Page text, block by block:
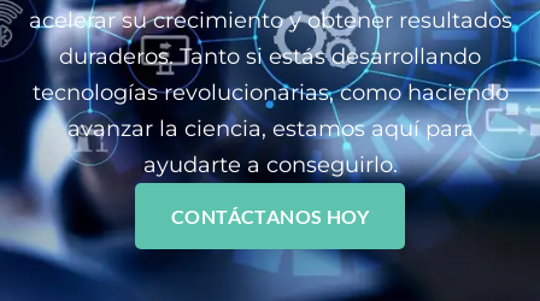
acelerar su crecimiento y obtener resultados
duraderos. Tanto si estás desarrollando
tecnologías revolucionarias, como haciendo
avanzar la ciencia, estamos aquí para
ayudarte a conseguirlo.
CONTÁCTANOS HOY